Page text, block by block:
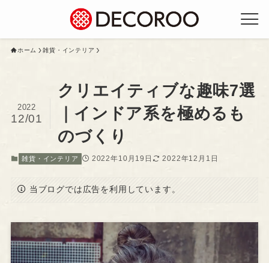
ホーム 雑貨・インテリア
クリエイティブな趣味7選
｜インドア系を極めるも
のづくり
2022
12/01
雑貨・インテリア 2022年10月19日 2022年12月1日
当ブログでは広告を利用しています。